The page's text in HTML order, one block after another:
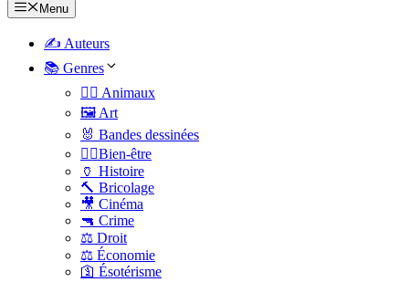
Menu
✍️ Auteurs
📚 Genres
🐕‍🦺 Animaux
🖼️ Art
🐰 Bandes dessinées
🧑‍⚕️Bien-être
🏺 Histoire
🔨 Bricolage
🎥 Cinéma
🔫 Crime
⚖️ Droit
⚖️ Économie
🛐 Ésotérisme